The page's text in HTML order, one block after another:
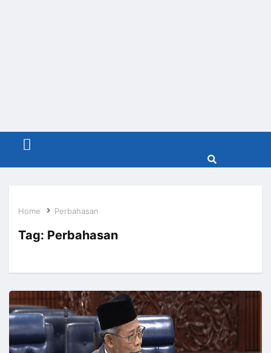
Menu
Home Perbahasan
Tag: Perbahasan